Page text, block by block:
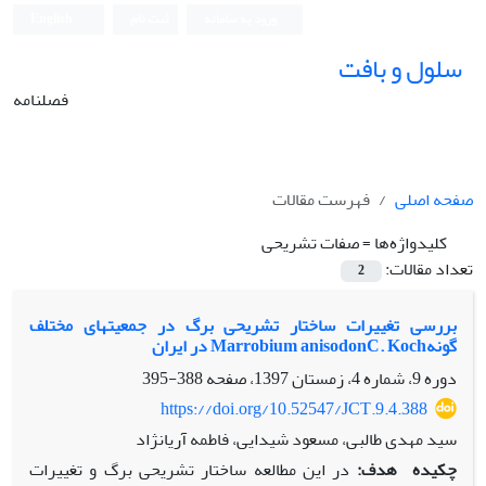
سلول و بافت
فصلنامه
صفحه اصلی
فهرست مقالات
کلیدواژه‌ها =صفات تشریحی
تعداد مقالات:
2
بررسی تغییرات ساختار تشریحی برگ در جمعیت‏های مختلف
گونهMarrobium anisodonC. Koch در ایران
دوره 9، شماره 4، زمستان 1397، صفحه
388-395
https://doi.org/10.52547/JCT.9.4.388
سید مهدی طالبی، مسعود شیدایی، فاطمه آریانژاد
چکیده هدف: در این مطالعه ساختار تشریحی برگ و تغییرات